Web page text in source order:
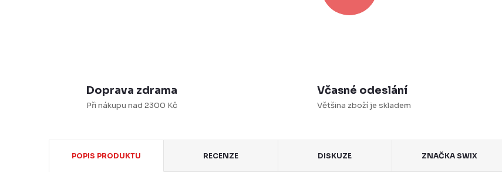
Doprava zdrama
Při nákupu nad 2300 Kč
Včasné odeslání
Většina zboží je skladem
POPIS PRODUKTU RECENZE DISKUZE ZNAČKASWIX